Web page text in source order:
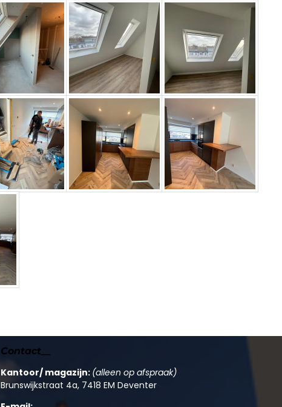
Contact__
Kantoor/ magazijn: (alleen op afspraak)
Brunswijkstraat 4a, 7418 EM Deventer